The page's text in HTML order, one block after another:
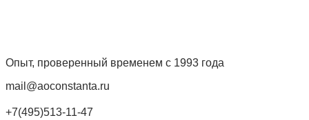
Опыт, проверенный временем с 1993 года
mail@aoconstanta.ru
+7(495)513-11-47